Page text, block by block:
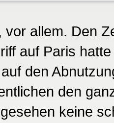
vor allem. Den
auf Paris
den
den
keine